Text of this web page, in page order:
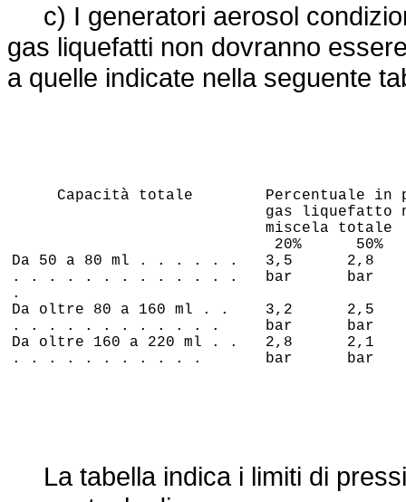
c) I generatori aerosol
gas liquefatti non dovranno
a quelle indicate nella seguente
Capacità totale Percentuale in
gas liquefatto
miscela totale
20% 50%
Da 50 a 80 ml . . . . . . 3,5 2,8
. . . . . . . . . . . . . bar bar
.
Da oltre 80 a 160 ml . . 3,2 2,5
. . . . . . . . . . . . bar bar
Da oltre 160 a 220 ml . . 2,8 2,1
. . . . . . . . . . . bar bar
La tabella indica i limiti di